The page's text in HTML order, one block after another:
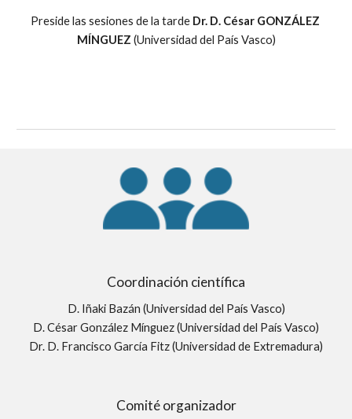
Preside las sesiones de la tarde Dr. D. César GONZÁLEZ
MÍNGUEZ (Universidad del País Vasco)
Coordinación científica
D. Iñaki Bazán (Universidad del País Vasco)
D. César González Mínguez (Universidad del País Vasco)
Dr. D. Francisco García Fitz (Universidad de Extremadura)
Comité organizador